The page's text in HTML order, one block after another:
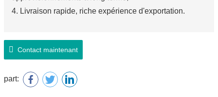
4. Livraison rapide, riche expérience d'exportation.
Contact maintenant
part: